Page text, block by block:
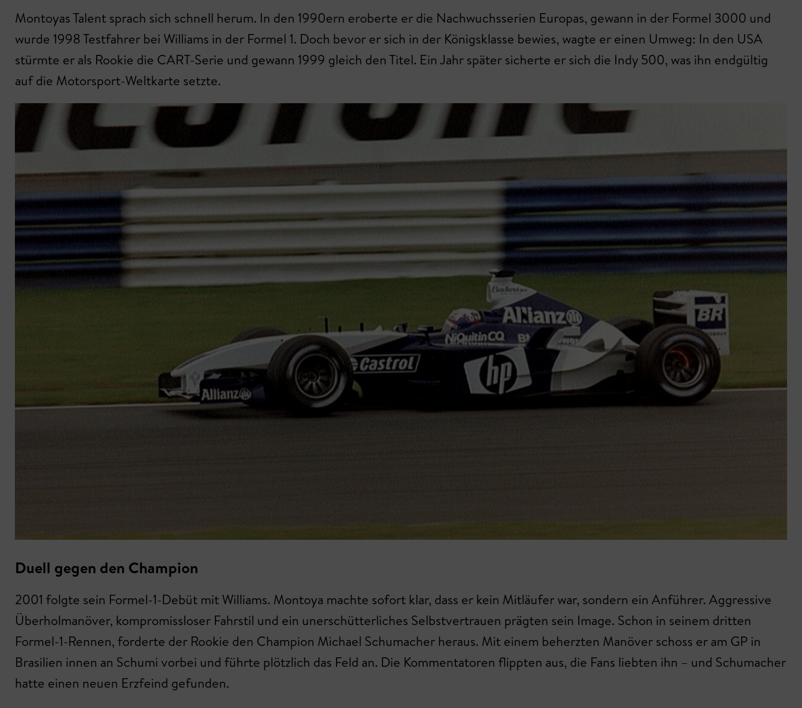
Montoyas Talent sprach sich schnell herum. In den 1990ern eroberte er die Nachwuchsserien Europas, gewann in der Formel 3000 und
wurde 1998 Testfahrer bei Williams in der Formel 1. Doch bevor er sich in der Königsklasse bewies, wagte er einen Umweg: In den USA
stürmte er als Rookie die CART-Serie und gewann 1999 gleich den Titel. Ein Jahr später sicherte er sich die Indy 500, was ihn endgültig
auf die Motorsport-Weltkarte setzte.
Duell gegen den Champion
2001 folgte sein Formel-1-Debüt mit Williams. Montoya machte sofort klar, dass er kein Mitläufer war, sondern ein Anführer. Aggressive
Überholmanöver, kompromissloser Fahrstil und ein unerschütterliches Selbstvertrauen prägten sein Image. Schon in seinem dritten
Formel-1-Rennen, forderte der Rookie den Champion Michael Schumacher heraus. Mit einem beherzten Manöver schoss er am GP in
Brasilien innen an Schumi vorbei und führte plötzlich das Feld an. Die Kommentatoren flippten aus, die Fans liebten ihn – und Schumacher
hatte einen neuen Erzfeind gefunden.